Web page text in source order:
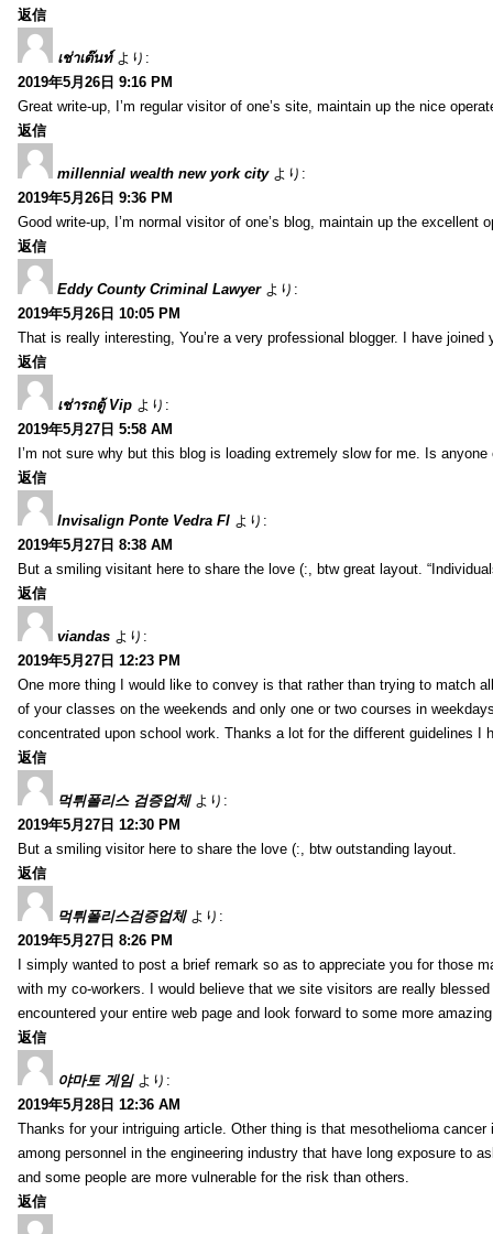
返信
เช่าเต๊นท์ より:
2019年5月26日 9:16 PM
Great write-up, I’m regular visitor of one’s site, maintain up the nice
返信
millennial wealth new york city より:
2019年5月26日 9:36 PM
Good write-up, I’m normal visitor of one’s blog, maintain up the excellent
返信
Eddy County Criminal Lawyer より:
2019年5月26日 10:05 PM
That is really interesting, You’re a very professional blogger. I have
返信
เช่ารถตู้ Vip より:
2019年5月27日 5:58 AM
I’m not sure why but this blog is loading extremely slow for me. Is
返信
Invisalign Ponte Vedra Fl より:
2019年5月27日 8:38 AM
But a smiling visitant here to share the love (:, btw great layout.
返信
viandas より:
2019年5月27日 12:23 PM
One more thing I would like to convey is that rather than trying to match
of your classes on the weekends and only one or two courses in
concentrated upon school work. Thanks a lot for the different guidelines I
返信
먹튀폴리스 검증업체 より:
2019年5月27日 12:30 PM
But a smiling visitor here to share the love (:, btw outstanding layout.
返信
먹튀폴리스검증업체 より:
2019年5月27日 8:26 PM
I simply wanted to post a brief remark so as to appreciate you for those
with my co-workers. I would believe that we site visitors are really
encountered your entire web page and look forward to some more
返信
야마토 게임 より:
2019年5月28日 12:36 AM
Thanks for your intriguing article. Other thing is that mesothelioma
among personnel in the engineering industry that have long exposure to
and some people are more vulnerable for the risk than others.
返信